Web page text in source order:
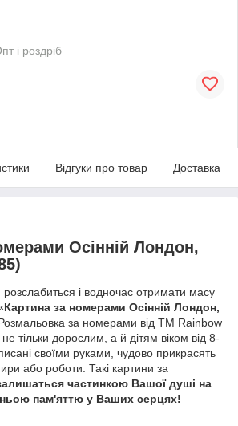
і роздріб
Відгуки про товар Доставка
Осінній Лондон,
і водночас отримати масу
за номерами Осінній Лондон,
за номерами від ТМ Rainbow
тільки дорослим, а й дітям віком від 8-
своїми руками, чудово прикрасять
або роботи. Такі картини за
частинкою Вашої душі на
пам'яттю у Ваших серцях!